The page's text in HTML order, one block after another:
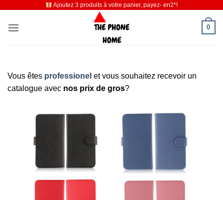
contenu
Ajoutez 3 produits à votre panier, payez- en2*!
0
Vous êtes professionel et vous souhaitez recevoir un
catalogue avec nos prix de gros?